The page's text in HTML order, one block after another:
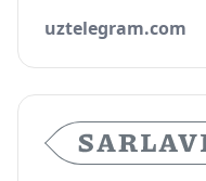
uztelegram.com